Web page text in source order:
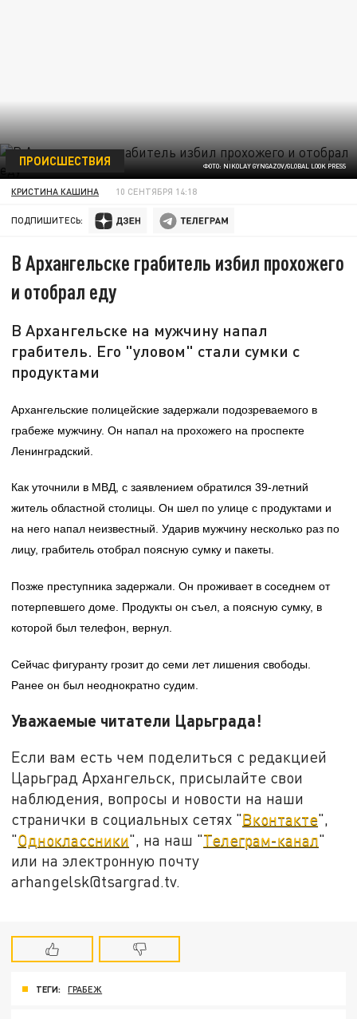
ФОТО: NIKOLAY GYNGAZOV/GLOBAL LOOK PRESS
ПРОИСШЕСТВИЯ
КРИСТИНА КАШИНА 10 СЕНТЯБРЯ 14:18
ПОДПИШИТЕСЬ:
В Архангельске грабитель избил прохожего
и отобрал еду
В Архангельске на мужчину напал
грабитель. Его "уловом" стали сумки с
продуктами
Архангельские полицейские задержали подозреваемого в
грабеже мужчину. Он напал на прохожего на проспекте
Ленинградский.
Как уточнили в МВД, с заявлением обратился 39-летний
житель областной столицы. Он шел по улице с продуктами и
на него напал неизвестный. Ударив мужчину несколько раз по
лицу, грабитель отобрал поясную сумку и пакеты.
Позже преступника задержали. Он проживает в соседнем от
потерпевшего доме. Продукты он съел, а поясную сумку, в
которой был телефон, вернул.
Сейчас фигуранту грозит до семи лет лишения свободы.
Ранее он был неоднократно судим.
Уважаемые читатели Царьграда!
Если вам есть чем поделиться с редакцией
Царьград Архангельск, присылайте свои
наблюдения, вопросы и новости на наши
странички в социальных сетях "Вконтакте",
"Одноклассники", на наш "Телеграм-канал"
или на электронную почту
arhangelsk@tsargrad.tv.
ТЕГИ: ГРАБЕЖ